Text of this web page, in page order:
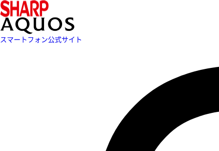
スマートフォン公式サイト